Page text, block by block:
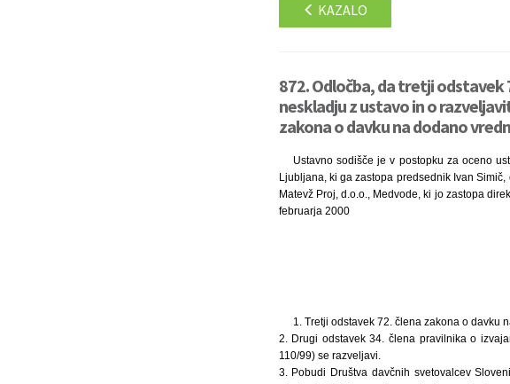
KAZALO
872. Odločba, da tretji odstavek
neskladju z ustavo in o
zakona o davku na dodano
Ustavno sodišče je v postopku za oceno
Ljubljana, ki ga zastopa predsednik Ivan
Matevž Proj, d.o.o., Medvode, ki jo zastopa
februarja 2000
1. Tretji odstavek 72. člena zakona o davku
2. Drugi odstavek 34. člena pravilnika o
110/99) se razveljavi.
3. Pobudi Društva davčnih svetovalcev